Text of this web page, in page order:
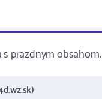
prazdnym obsahom.